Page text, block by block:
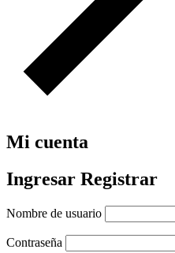
Mi cuenta
Ingresar Registrar
Nombre de usuario
Contraseña